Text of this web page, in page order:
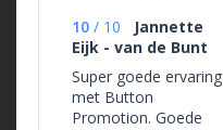
levering.
10 / 10
Jannette
Eijk - van de Bunt
Super goede ervaring
met Button
Promotion. Goede